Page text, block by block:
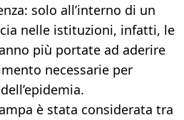
solo all’interno di un
nelle istituzioni, infatti, le
più portate ad aderire
necessarie per
è stata considerata tra